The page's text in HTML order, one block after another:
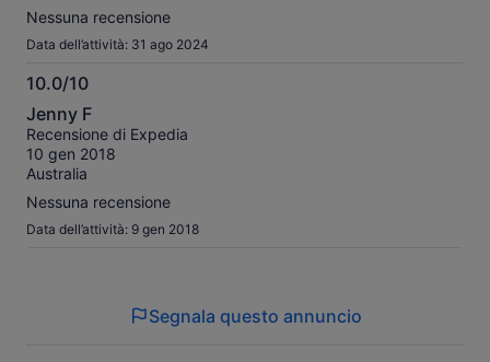
Nessuna recensione
Data dell’attività: 31 ago 2024
10.0/10
10.0
su
10
Jenny F
Recensione di Expedia
10 gen 2018
Australia
Nessuna recensione
Data dell’attività: 9 gen 2018
Segnala questo annuncio